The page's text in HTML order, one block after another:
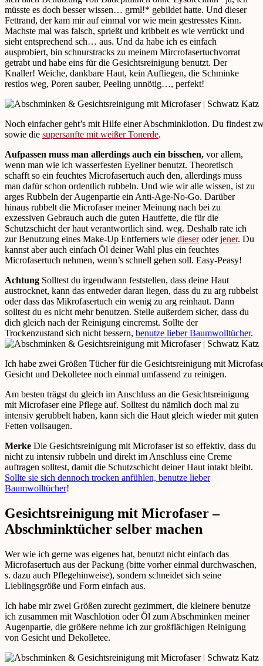
müsste es doch besser wissen… grml!* gebildet hatte. Und dieser
Fettrand, der kam mir auf einmal vor wie mein gestresstes Kinn.
Machste mal was falsch, sprießt und kribbelt es wie verrückt und
sieht entsprechend sch… aus. Und da habe ich es einfach
ausprobiert, bin schnurstracks zu meinem Mircrofasertuchvorrat
getrabt und habe eins für die Gesichtsreinigung benutzt. Der
Knaller! Weiche, dankbare Haut, kein Aufliegen, die Schminke
restlos weg, Poren sauber, Peeling unnötig…, perfekt!
Noch einfacher geht’s mit Hilfe einer Abschminklotion. Du findest
sowie die supersanfte mit weißer Tonerde.
Aufpassen muss man allerdings auch ein bisschen, vor allem,
wenn man wie ich wasserfesten Eyeliner benutzt. Theoretisch
schafft so ein feuchtes Microfasertuch auch den, allerdings muss
man dafür schon ordentlich rubbeln. Und wie wir alle wissen, ist zu
arges Rubbeln der Augenpartie ein Anti-Age-No-Go. Darüber
hinaus rubbelt die Microfaser meiner Meinung nach bei zu
exzessiven Gebrauch auch die guten Hautfette, die für die
Schutzschicht der haut verantwortlich sind. weg. Deshalb rate ich
zur Benutzung eines Make-Up Entferners wie dieseroderjener. Du
kannst aber auch einfach Öl deiner Wahl plus ein feuchtes
Microfasertuch nehmen, wenn’s schnell gehen soll. Easy-Peasy!
Achtung Solltest du irgendwann feststellen, dass deine Haut
austrocknet, kann das entweder daran liegen, dass du zu arg rubbelst
oder dass das Mikrofasertuch ein wenig zu arg reinhaut. Dann
solltest du es nicht mehr benutzen. Stelle außerdem sicher, dass du
dich gleich nach der Reinigung eincremst. Sollte der
Trockenzustand sich nicht bessern, benutze lieber Baumwolltücher.
Ich habe zwei Größen Tücher für die Gesichtsreinigung mit
Gesicht und Dekolletee noch einmal umfassend zu reinigen.
Am besten trägst du gleich im Anschluss an die Gesichtsreinigung
mit Microfaser eine Pflege auf. Solltest du nämlich doch mal zu
intensiv gerubbelt haben, kann sich die Haut gleich wieder mit guten
Fetten vollsaugen.
Merke Die Gesichtsreinigung mit Microfaser ist so effektiv, dass du
nicht zu intensiv rubbeln und direkt im Anschluss eine Creme
auftragen solltest, damit die Schutzschicht deiner Haut intakt bleibt.
Sollte sie sich dennoch trocken anfühlen, benutze lieber
Baumwolltücher!
Gesichtsreinigung mit Microfaser –
Abschminktücher selber machen
Wer wie ich gerne was eigenes hat, benutzt nicht einfach das
Microfasertuch aus der Packung (bitte vorher einmal durchwaschen,
s. dazu auch Pflegehinweise), sondern schneidet sich seine
Lieblingsgröße und Form einfach aus.
Ich habe mir zwei Größen zurecht gezimmert, die kleinere benutze
ich zusammen mit Waschlotion oder Öl zum Abschminken meiner
Augenpartie, die größere nehme ich zur großflächigen Reinigung
von Gesicht und Dekolletee.